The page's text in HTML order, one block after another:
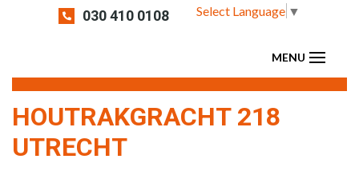
030 410 0108 Select Language ▼
HOUTRAKGRACHT 218
UTRECHT